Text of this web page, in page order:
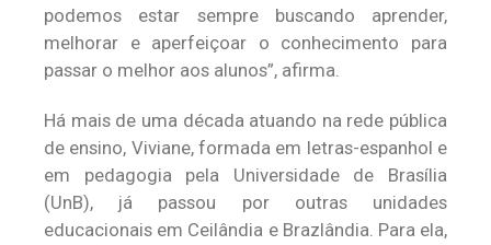
podemos estar sempre buscando aprender,
melhorar e aperfeiçoar o conhecimento para
passar o melhor aos alunos”, afirma.
Há mais de uma década atuando na rede pública
de ensino, Viviane, formada em letras-espanhol e
em pedagogia pela Universidade de Brasília
(UnB), já passou por outras unidades
educacionais em Ceilândia e Brazlândia. Para ela,